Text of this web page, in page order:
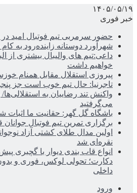
۱۴۰۵/۰۵/۱۹
خبر فوری
حضور سرمربی تیم فوتبال امید
شهرآورد دوستانه زاینده‌رود به
داعی:تیم های والیبال بیشتری از
خواهیم داشت
پیروزی استقلال مقابل همنام
تاجرنیا: حال تیم خوب است جز
واکنش تند رضاییان به
می‌گرفتید
باشگاه گل گهر: حقانیت ما اثبات
برگزاری تمرین تیم فوتبال
اولین مدال طلای کشتی آزاد
نقره‌ای شد
انواع قاب بندی دیوار با گچبری
دکارت؛ تحولی لوکس، فوری و
داخلی
ورود